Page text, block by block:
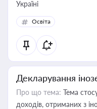
Україні
Освіта
Декларування
Про що тема: Тема
доходів, отриманих з